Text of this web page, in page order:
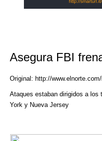
Asegura FBI
Original: http://
Ataques estaban dirigidos a los
York y Nueva Jersey